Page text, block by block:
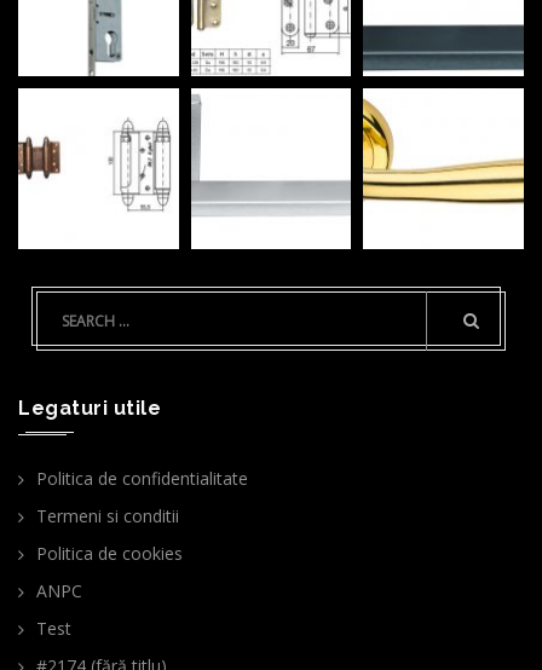
Legaturi utile
Politica de confidentialitate
Termeni si conditii
Politica de cookies
ANPC
Test
#2174 (fără titlu)